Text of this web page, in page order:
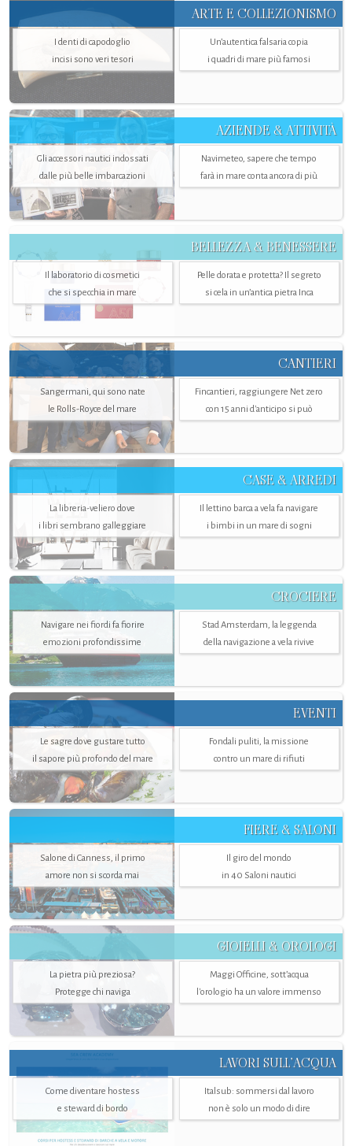
ARTE E COLLEZIONISMO
I denti di capodoglio
incisi sono veri tesori
Un’autentica falsaria copia
i quadri di mare più famosi
AZIENDE & ATTIVITÀ
Gli accessori nautici indossati
dalle più belle imbarcazioni
Navimeteo, sapere che tempo
farà in mare conta ancora di più
BELLEZZA & BENESSERE
Il laboratorio di cosmetici
che si specchia in mare
Pelle dorata e protetta? Il segreto
si cela in un’antica pietra Inca
CANTIERI
Sangermani, qui sono nate
le Rolls-Royce del mare
Fincantieri, raggiungere Net zero
con 15 anni d'anticipo si può
CASE & ARREDI
La libreria-veliero dove
i libri sembrano galleggiare
Il lettino barca a vela fa navigare
i bimbi in un mare di sogni
CROCIERE
Navigare nei fiordi fa fiorire
emozioni profondissime
Stad Amsterdam, la leggenda
della navigazione a vela rivive
EVENTI
Le sagre dove gustare tutto
il sapore più profondo del mare
Fondali puliti, la missione
contro un mare di rifiuti
FIERE & SALONI
Salone di Canness, il primo
amore non si scorda mai
Il giro del mondo
in 40 Saloni nautici
GIOIELLI & OROLOGI
La pietra più preziosa?
Protegge chi naviga
Maggi Officine, sott’acqua
l'orologio ha un valore immenso
LAVORI SULL’ACQUA
Come diventare hostess
e steward di bordo
Italsub: sommersi dal lavoro
non è solo un modo di dire